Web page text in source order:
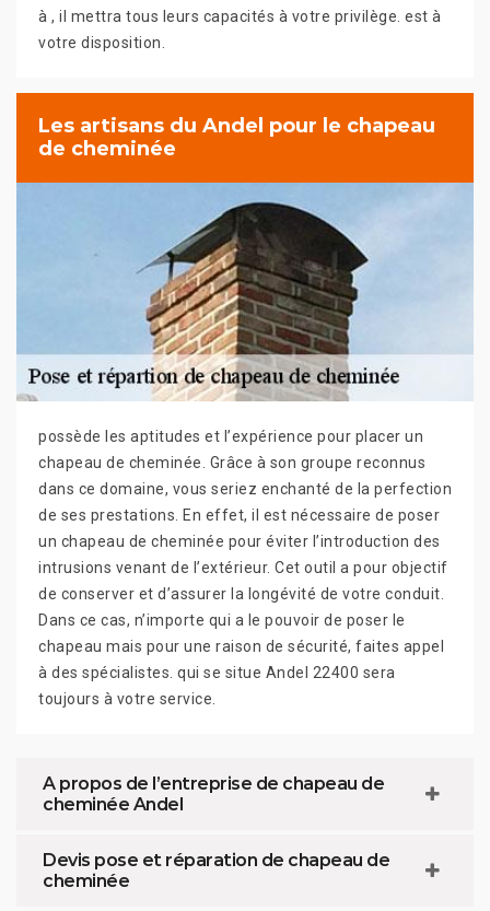
à , il mettra tous leurs capacités à votre privilège. est à
votre disposition.
Les artisans du Andel pour le chapeau
de cheminée
possède les aptitudes et l’expérience pour placer un
chapeau de cheminée. Grâce à son groupe reconnus
dans ce domaine, vous seriez enchanté de la perfection
de ses prestations. En effet, il est nécessaire de poser
un chapeau de cheminée pour éviter l’introduction des
intrusions venant de l’extérieur. Cet outil a pour objectif
de conserver et d’assurer la longévité de votre conduit.
Dans ce cas, n’importe qui a le pouvoir de poser le
chapeau mais pour une raison de sécurité, faites appel
à des spécialistes. qui se situe Andel 22400 sera
toujours à votre service.
A propos de l’entreprise de chapeau de
cheminée Andel
Devis pose et réparation de chapeau de
cheminée